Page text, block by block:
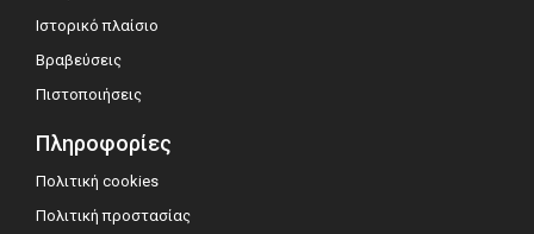
Ιστορικό πλαίσιο
Βραβεύσεις
Πιστοποιήσεις
Πληροφορίες
Πολιτική cookies
Πολιτική προστασίας